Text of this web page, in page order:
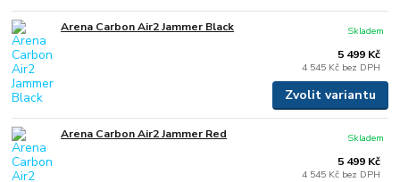
Arena Carbon Air2 Jammer Black
5 499 Kč
4 545 Kč bez DPH
Skladem
Zvolit variantu
Arena Carbon Air2 Jammer Red
5 499 Kč
4 545 Kč bez DPH
Skladem